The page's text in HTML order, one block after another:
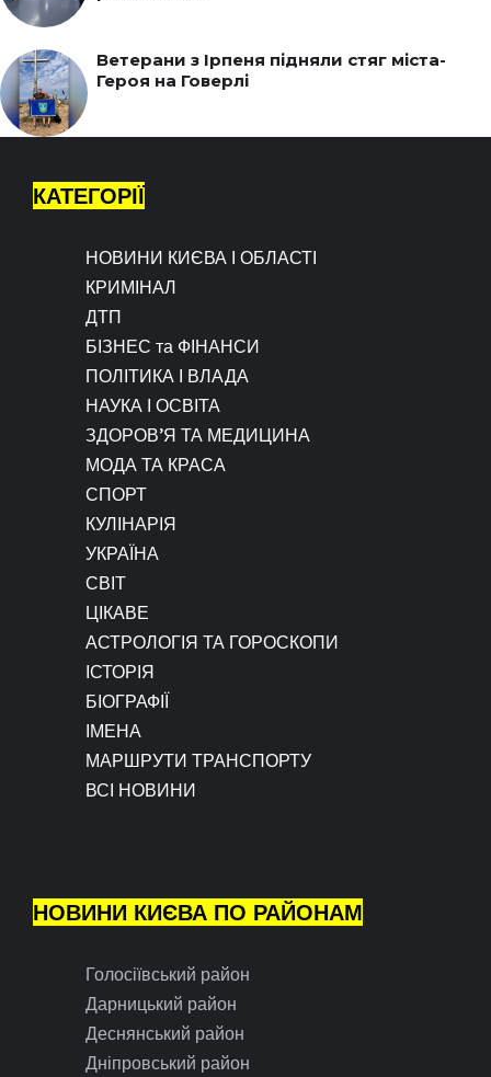
Ветерани з Ірпеня підняли стяг міста-
Героя на Говерлі
КАТЕГОРІЇ
НОВИНИ КИЄВА І ОБЛАСТІ
КРИМІНАЛ
ДТП
БІЗНЕС та ФІНАНСИ
ПОЛІТИКА І ВЛАДА
НАУКА І ОСВІТА
ЗДОРОВ’Я ТА МЕДИЦИНА
МОДА ТА КРАСА
СПОРТ
КУЛІНАРІЯ
УКРАЇНА
СВІТ
ЦІКАВЕ
АСТРОЛОГІЯ ТА ГОРОСКОПИ
ІСТОРІЯ
БІОГРАФІЇ
ІМЕНА
МАРШРУТИ ТРАНСПОРТУ
ВСІ НОВИНИ
НОВИНИ КИЄВА ПО РАЙОНАМ
Голосіївський район
Дарницький район
Деснянський район
Дніпровський район